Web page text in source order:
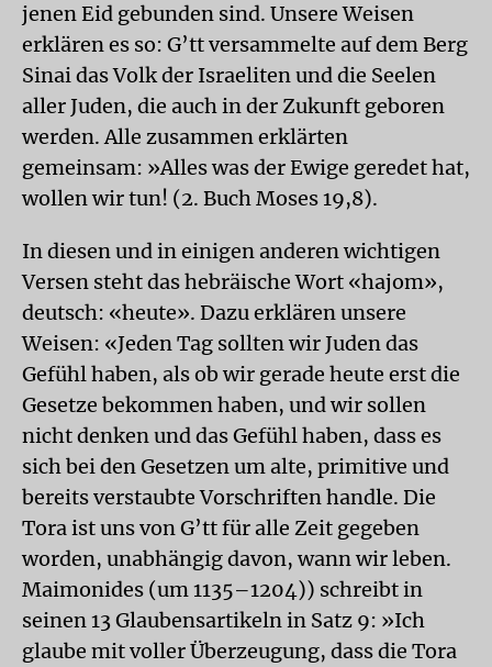
jenen Eid gebunden sind. Unsere Weisen
erklären es so: G’tt versammelte auf dem Berg
Sinai das Volk der Israeliten und die Seelen
aller Juden, die auch in der Zukunft geboren
werden. Alle zusammen erklärten
gemeinsam: »Alles was der Ewige geredet hat,
wollen wir tun! (2. Buch Moses 19,8).
In diesen und in einigen anderen wichtigen
Versen steht das hebräische Wort «hajom»,
deutsch: «heute». Dazu erklären unsere
Weisen: «Jeden Tag sollten wir Juden das
Gefühl haben, als ob wir gerade heute erst die
Gesetze bekommen haben, und wir sollen
nicht denken und das Gefühl haben, dass es
sich bei den Gesetzen um alte, primitive und
bereits verstaubte Vorschriften handle. Die
Tora ist uns von G’tt für alle Zeit gegeben
worden, unabhängig davon, wann wir leben.
Maimonides (um 1135–1204)) schreibt in
seinen 13 Glaubensartikeln in Satz 9: »Ich
glaube mit voller Überzeugung, dass die Tora